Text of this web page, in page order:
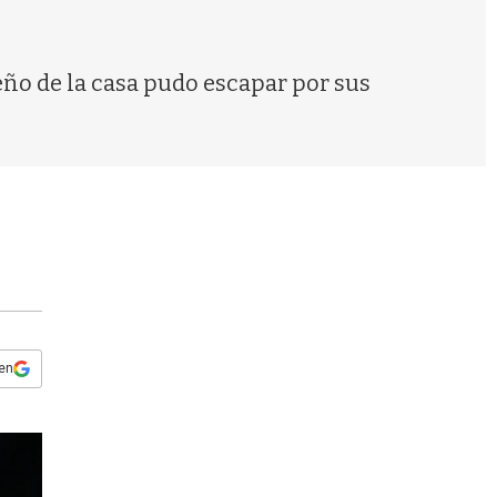
de la casa pudo escapar por sus